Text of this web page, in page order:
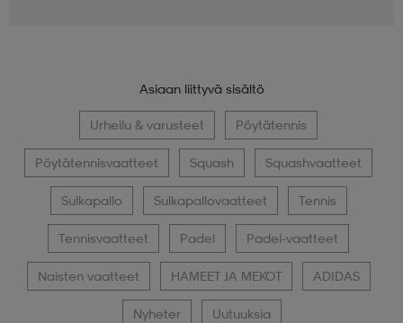
Asiaan liittyvä sisältö
Urheilu & varusteet Pöytätennis
Pöytätennisvaatteet Squash Squashvaatteet
Sulkapallo Sulkapallovaatteet Tennis
Tennisvaatteet Padel Padel-vaatteet
Naisten vaatteet HAMEET JA MEKOT ADIDAS
Nyheter Uutuuksia